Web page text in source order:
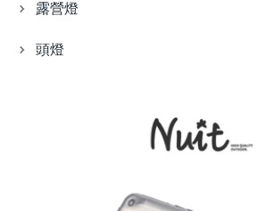
露營燈
頭燈